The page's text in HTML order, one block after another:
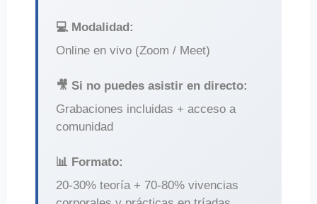
💻 Modalidad:
Online en vivo (Zoom / Meet)
🎥 Si no puedes asistir en directo:
Grabaciones incluidas + acceso a
comunidad
📊 Formato:
20-30% teoría + 70-80% vivencias